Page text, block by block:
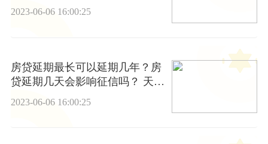
2023-06-06 16:00:25
房贷延期最长可以延期几年？房
贷延期几天会影响征信吗？ 天天
2023-06-06 16:00:25